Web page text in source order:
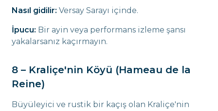
Nasıl gidilir: Versay Sarayı içinde.
İpucu: Bir ayin veya performans izleme şansı
yakalarsanız kaçırmayın.
8 – Kraliçe'nin Köyü (Hameau de la
Reine)
Büyüleyici ve rustik bir kaçış olan Kraliçe'nin